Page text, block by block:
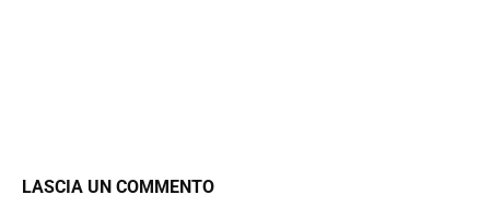
LASCIA UN COMMENTO